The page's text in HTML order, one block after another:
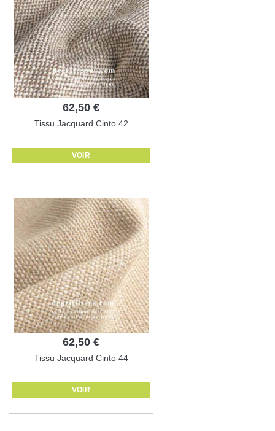
62,50 €
Tissu Jacquard Cinto 42
VOIR
62,50 €
Tissu Jacquard Cinto 44
VOIR